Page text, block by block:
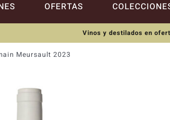
OFERTAS
Vinos y destilados en
Meursault 2023